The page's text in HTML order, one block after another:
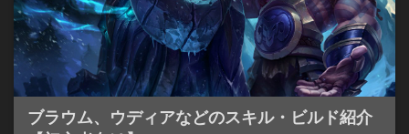
ブラウム、ウディアなどのスキル・ビルド紹介